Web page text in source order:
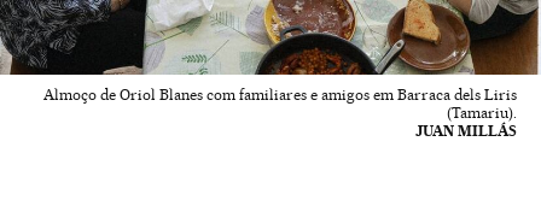
Almoço de Oriol Blanes com familiares e amigos em Barraca dels Liris
(Tamariu).
JUAN MILLÁS